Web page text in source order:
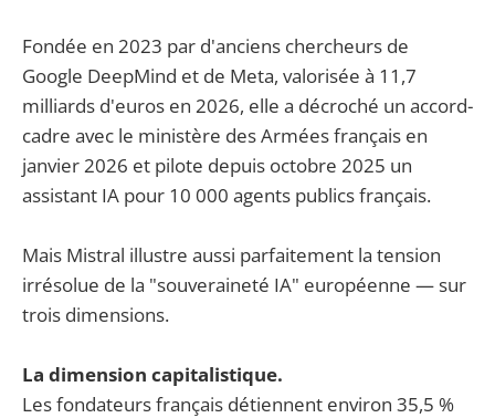
Fondée en 2023 par d'anciens chercheurs de
Google DeepMind et de Meta, valorisée à 11,7
milliards d'euros en 2026, elle a décroché un accord-
cadre avec le ministère des Armées français en
janvier 2026 et pilote depuis octobre 2025 un
assistant IA pour 10 000 agents publics français.
Mais Mistral illustre aussi parfaitement la tension
irrésolue de la "souveraineté IA" européenne — sur
trois dimensions.
La dimension capitalistique.
Les fondateurs français détiennent environ 35,5 %